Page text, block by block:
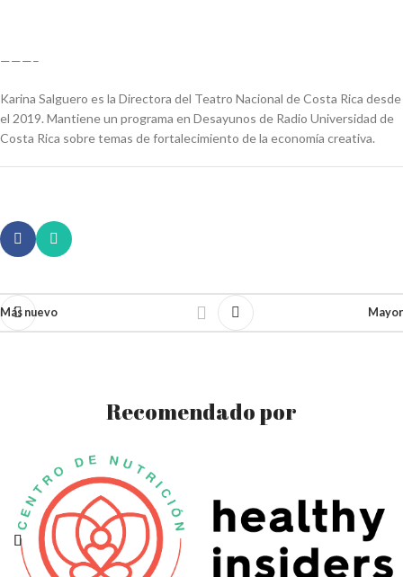
———–
Karina Salguero es la Directora del Teatro Nacional de Costa Rica desde
el 2019. Mantiene un programa en Desayunos de Radio Universidad de
Costa Rica sobre temas de fortalecimiento de la economía creativa.
Más nuevo Mayor
Recomendado por